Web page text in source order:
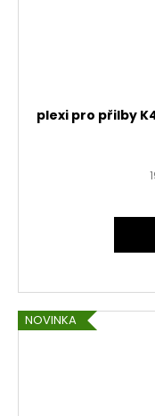
plexi pro přilby
NOVINKA